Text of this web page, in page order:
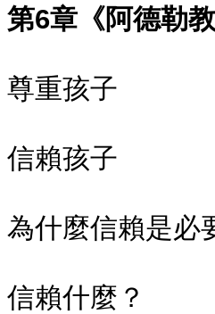
第6章《阿德勒
尊重孩子
信賴孩子
為什麼信賴是必
信賴什麼？